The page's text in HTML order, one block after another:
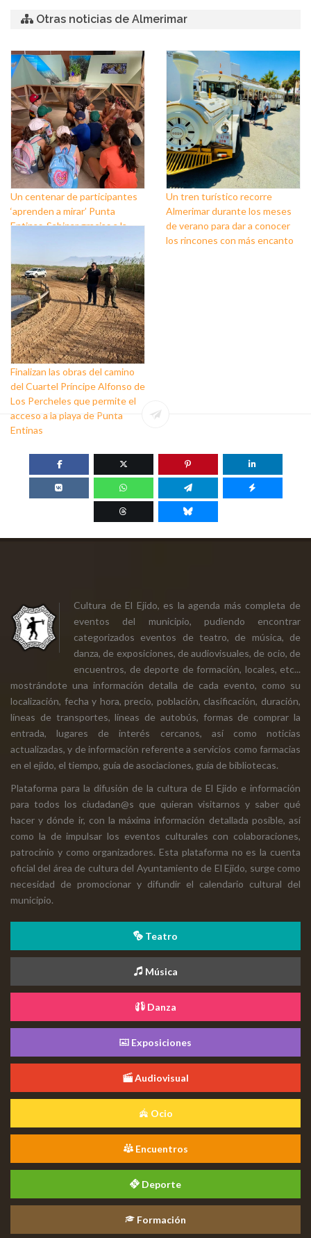
Otras noticias de Almerimar
Un centenar de participantes
‘aprenden a mirar’ Punta
Entinas-Sabinar gracias a la
Un tren turístico recorre
Almerimar durante los meses
de verano para dar a conocer
los rincones con más encanto
Finalizan las obras del camino
del Cuartel Príncipe Alfonso de
Los Percheles que permite el
acceso a la playa de Punta
Entinas
Cultura de El Ejido, es la agenda más completa de
eventos del municipio, pudiendo encontrar
categorizados eventos de teatro, de música, de
danza, de exposiciones, de audiovisuales, de ocio, de
encuentros, de deporte de formación, locales, etc...
mostrándote una información detalla de cada evento, como su
localización, fecha y hora, precio, población, clasificación, duración,
líneas de transportes, líneas de autobús, formas de comprar la
entrada, lugares de interés cercanos, así como noticias
actualizadas, y de información referente a servicios como farmacias
en el ejido, el tiempo, guía de asociaciones, guía de bibliotecas.
Plataforma para la difusión de la cultura de El Ejido e información
para todos los ciudadan@s que quieran visitarnos y saber qué
hacer y dónde ir, con la máxima información detallada posible, así
como la de impulsar los eventos culturales con colaboraciones,
patrocinio y como organizadores. Esta plataforma no es la cuenta
oficial del área de cultura del Ayuntamiento de El Ejido, surge como
necesidad de promocionar y difundir el calendario cultural del
municipio.
Teatro
Música
Danza
Exposiciones
Audiovisual
Ocio
Encuentros
Deporte
Formación